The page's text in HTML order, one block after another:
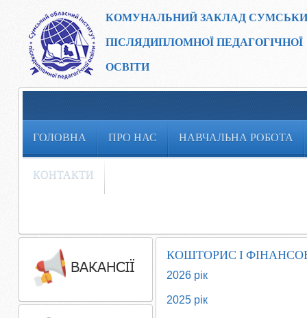
КОМУНАЛЬНИЙ ЗАКЛАД
ПІСЛЯДИПЛОМНОЇ ПЕДАГОГІЧНОЇ
ОСВІТИ
ГОЛОВНА ПРО НАС НАВЧАЛЬНА РОБОТА
КОНТАКТИ
КОШТОРИС І
2026 рік
2025 рік